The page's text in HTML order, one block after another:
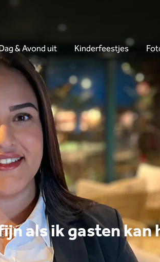
& Avond uit Kinderfeestjes
als ik gasten kan